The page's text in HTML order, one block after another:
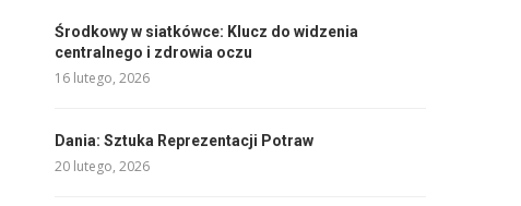
Środkowy w siatkówce: Klucz do widzenia
centralnego i zdrowia oczu
16 lutego, 2026
Dania: Sztuka Reprezentacji Potraw
20 lutego, 2026